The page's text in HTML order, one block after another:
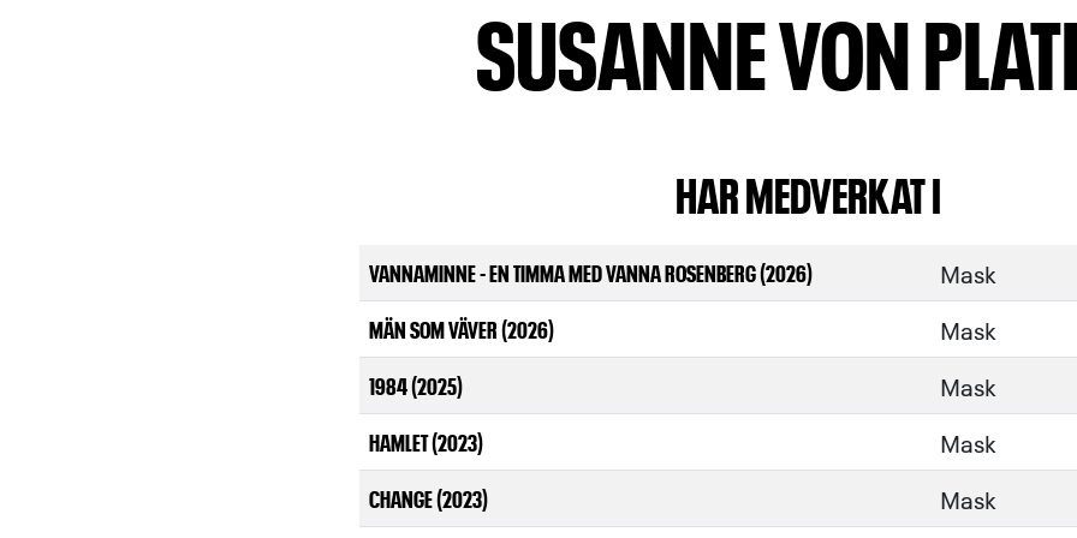
SUSANNE VON
HAR MEDVERKAT I
VANNAMINNE - EN TIMMA MED VANNA ROSENBERG (2026) Mask
MÄN SOM VÄVER (2026) Mask
1984 (2025) Mask
HAMLET (2023) Mask
CHANGE (2023) Mask